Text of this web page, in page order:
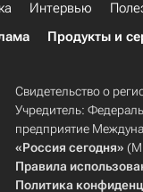
Интервью
Продукты и
Свидетельство о
Учредитель:
предприятие
«Россия сегодня»
Правила
Политика